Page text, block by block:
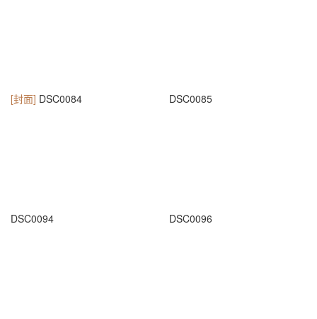
[封面] DSC0084 DSC0085
DSC0094 DSC0096